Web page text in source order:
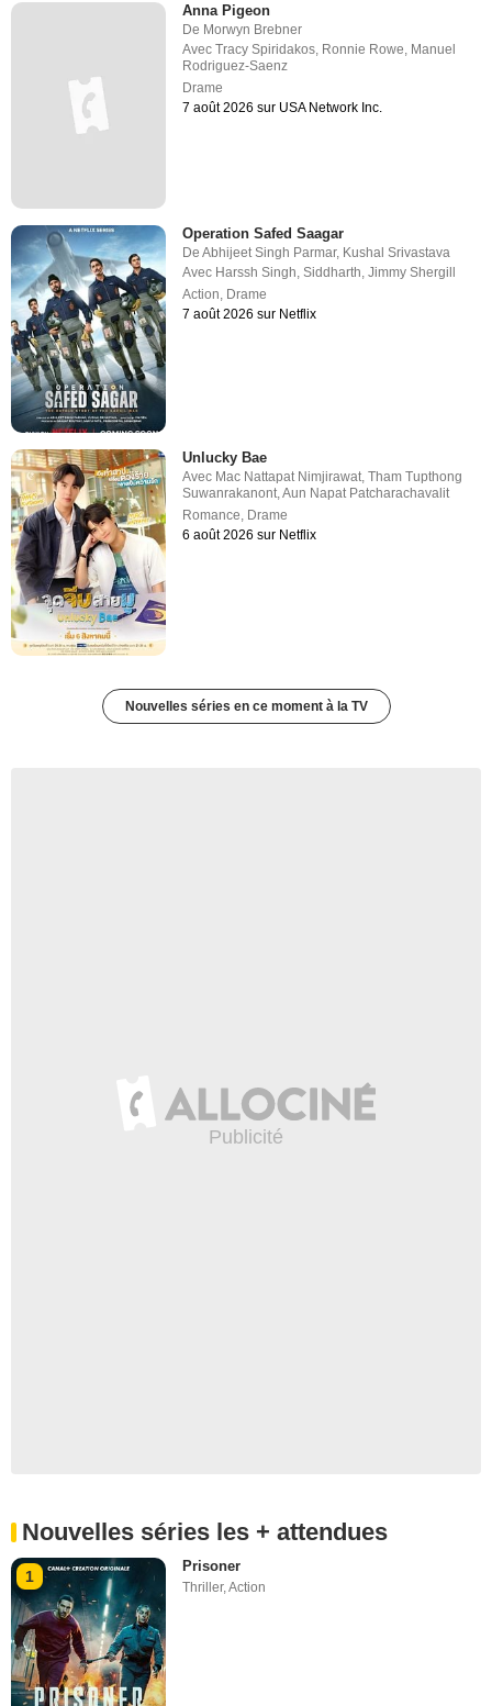
Anna Pigeon
De Morwyn Brebner
AvecTracy Spiridakos, Ronnie Rowe, Manuel
Rodriguez-Saenz
Drame
7 août 2026 sur USA Network Inc.
Operation Safed Saagar
DeAbhijeet Singh Parmar, Kushal Srivastava
Avec Harssh Singh,Siddharth,Jimmy Shergill
Action, Drame
7 août 2026 sur Netflix
Unlucky Bae
Avec Mac Nattapat Nimjirawat ,Tham Tupthong
Suwanrakanont ,Aun Napat Patcharachavalit
Romance Drame
6 août 2026 sur Netflix
Nouvelles séries en ce moment à la TV
Nouvelles séries les + attendues
1
Prisoner
Thriller,Action